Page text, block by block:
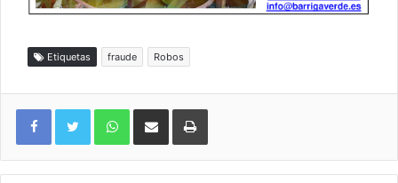
Etiquetas fraude Robos
WhatsAppCompartir por correo electrónicoImprimir